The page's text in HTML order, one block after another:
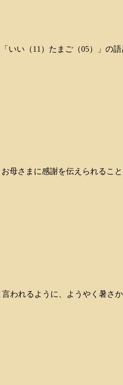
いい（11）たまご（05）」の
母さまに感謝を伝えられるこ
われるように、ようやく暑さ